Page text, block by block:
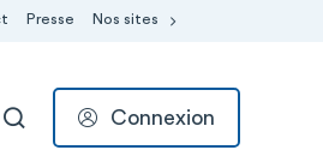
Presse Nos sites
RECHERCHER
Connexion